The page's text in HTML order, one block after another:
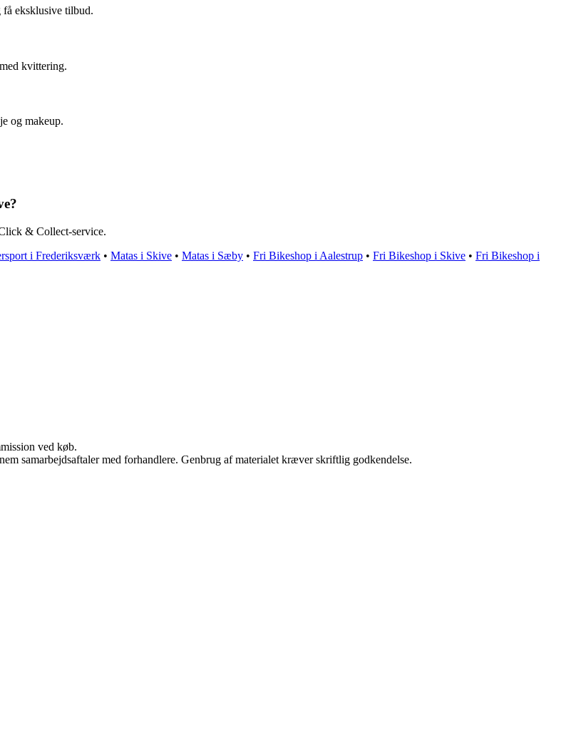
få eksklusive tilbud.
kvittering.
og makeup.
& Collect-service.
i Frederiksværk • Matas i Skive • Matas i Sæby • Fri Bikeshop i Aalestrup • Fri Bikeshop i Skive • Fri Bikeshop i
ved køb.
samarbejdsaftaler med forhandlere. Genbrug af materialet kræver skriftlig godkendelse.